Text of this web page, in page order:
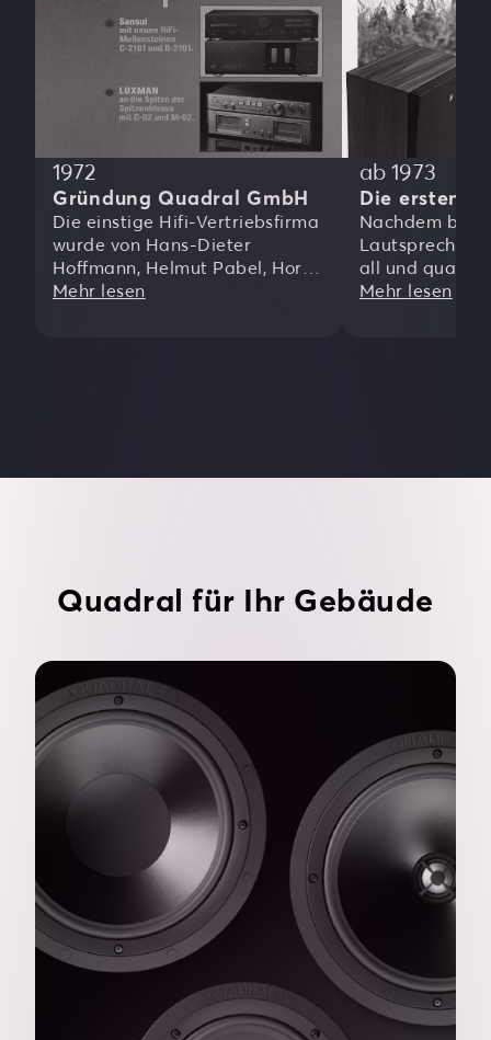
1972
Gründung Quadral GmbH
Die einstige Hifi-Vertriebsfirma
wurde von Hans-Dieter
Hoffmann, Helmut Pabel, Horst
Enders und Friedel Hofmann in
Mehr lesen
ab 1973
Die ersten
Nachdem
Lautsprecher
all und quand
wurden, wurde
der
Mehr lesen
Quadral für Ihr Gebäude